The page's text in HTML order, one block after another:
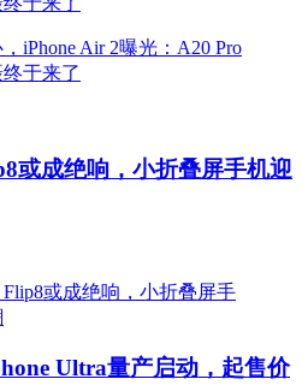
或成绝响，小折叠屏手机迎
Ultra量产启动，起售价